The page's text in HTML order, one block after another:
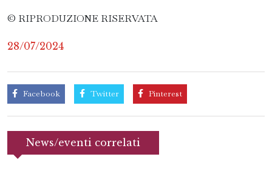
© RIPRODUZIONE RISERVATA
28/07/2024
Facebook Twitter Pinterest
News/eventi correlati